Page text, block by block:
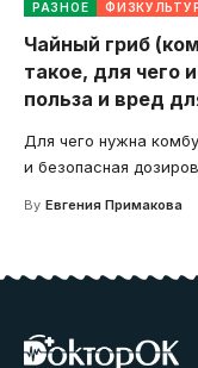
РАЗНОЕ
Чайный гриб
такое, для чего
польза и вред
Для чего нужна
и безопасная
By Евгения Примакова